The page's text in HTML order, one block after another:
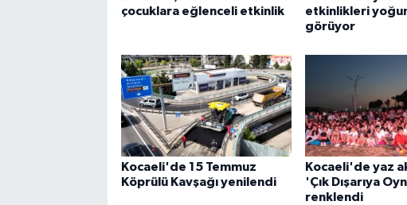
çocuklara eğlenceli etkinlik
etkinlikleri
görüyor
Kocaeli'de 15 Temmuz
Köprülü Kavşağı yenilendi
Kocaeli'de yaz
'Çık Dışarıya
renklendi